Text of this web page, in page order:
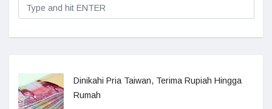
Dinikahi Pria Taiwan, Terima Rupiah Hingga
Rumah